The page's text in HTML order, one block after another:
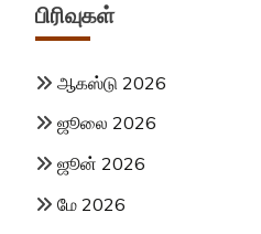
பிரிவுகள்
ஆகஸ்டு 2026
ஜூலை 2026
ஜூன் 2026
மே 2026